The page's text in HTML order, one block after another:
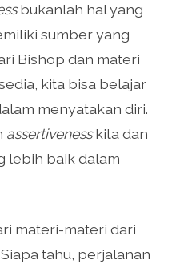
bukanlah hal yang
sumber yang
Bishop dan materi
kita bisa belajar
menyatakan diri.
assertivenesskita dan
lebih baik dalam
materi-materi dari
tahu, perjalanan